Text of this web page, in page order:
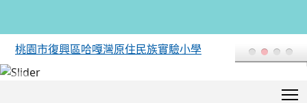
桃園市復興區哈嘎灣原住民族實驗小學